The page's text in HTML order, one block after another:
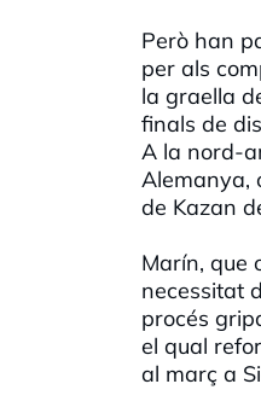
Però han
per als
la graella
finals de
A la nord-
Alemanya,
de Kazan
Marín, que
necessitat
procés
el qual
al març a